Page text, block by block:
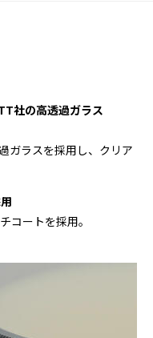
社の高透過ガラス
ガラスを採用し、クリア
コートを採用。